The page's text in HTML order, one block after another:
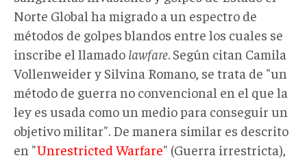
Norte Global ha migrado a un espectro de
métodos de golpes blandos entre los cuales se
inscribe el llamado lawfare. Según citan Camila
Vollenweider y Silvina Romano, se trata de "un
método de guerra no convencional en el que la
ley es usada como un medio para conseguir un
objetivo militar". De manera similar es descrito
en "Unrestricted Warfare" (Guerra irrestricta),